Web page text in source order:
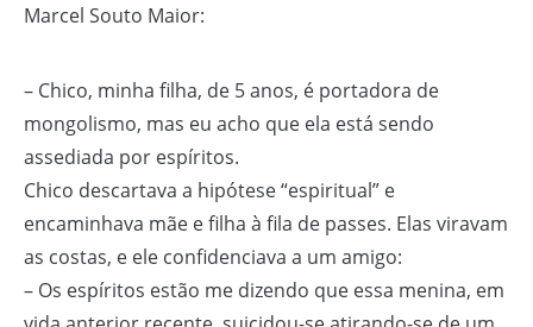
Marcel Souto Maior:
– Chico, minha filha, de 5 anos, é portadora de
mongolismo, mas eu acho que ela está sendo
assediada por espíritos.
Chico descartava a hipótese “espiritual” e
encaminhava mãe e filha à fila de passes. Elas viravam
as costas, e ele confidenciava a um amigo:
– Os espíritos estão me dizendo que essa menina, em